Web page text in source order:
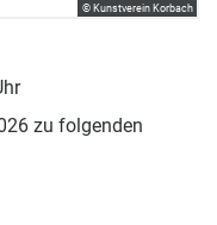
zu folgenden
© Kunstverein Korbach